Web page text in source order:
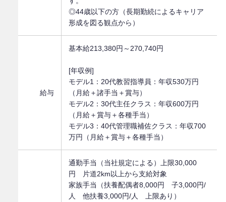
◎44歳以下の方（長期勤続によるキャリア
形成を図る観点から）
給与
基本給213,380円～270,740円
[年収例]
モデル1：20代教習指導員：年収530万円
（月給＋諸手当＋賞与）
モデル2：30代主任クラス：年収600万円
（月給＋賞与＋各種手当）
モデル3：40代管理職補佐クラス：年収700
万円（月給＋賞与＋各種手当）
通勤手当（当社規定による）上限30,000
円 片道2km以上から支給対象
家族手当（扶養配偶者8,000円 子3,000円/
人 他扶養3,000円/人 上限あり）